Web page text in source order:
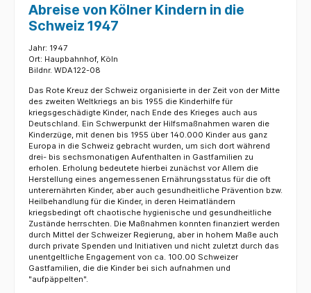
Abreise von Kölner Kindern in die
Schweiz 1947
Jahr: 1947
Ort: Haupbahnhof, Köln
Bildnr. WDA122-08
Das Rote Kreuz der Schweiz organisierte in der Zeit von der Mitte
des zweiten Weltkriegs an bis 1955 die Kinderhilfe für
kriegsgeschädigte Kinder, nach Ende des Krieges auch aus
Deutschland. Ein Schwerpunkt der Hilfsmaßnahmen waren die
Kinderzüge, mit denen bis 1955 über 140.000 Kinder aus ganz
Europa in die Schweiz gebracht wurden, um sich dort während
drei- bis sechsmonatigen Aufenthalten in Gastfamilien zu
erholen. Erholung bedeutete hierbei zunächst vor Allem die
Herstellung eines angemessenen Ernährungsstatus für die oft
unterernährten Kinder, aber auch gesundheitliche Prävention bzw.
Heilbehandlung für die Kinder, in deren Heimatländern
kriegsbedingt oft chaotische hygienische und gesundheitliche
Zustände herrschten. Die Maßnahmen konnten finanziert werden
durch Mittel der Schweizer Regierung, aber in hohem Maße auch
durch private Spenden und Initiativen und nicht zuletzt durch das
unentgeltliche Engagement von ca. 100.00 Schweizer
Gastfamilien, die die Kinder bei sich aufnahmen und
"aufpäppelten".